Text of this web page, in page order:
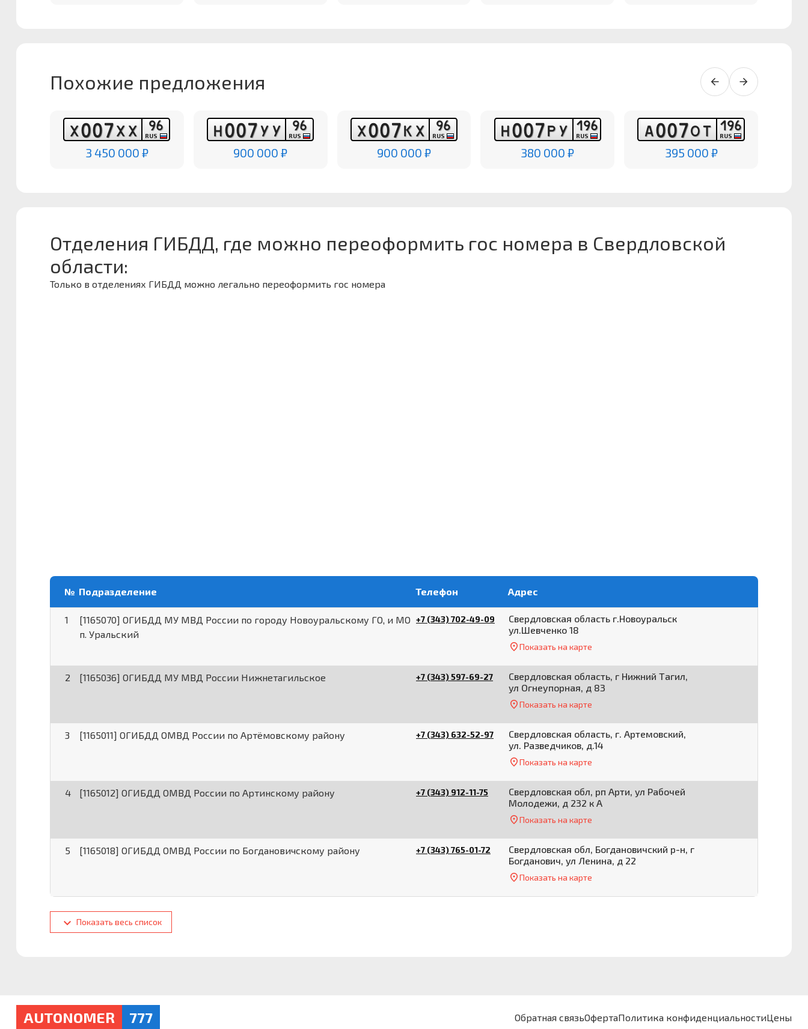
Похожие предложения
Х007Х Х 96
RUS
3 450 000 ₽
Н007У У 96
RUS
900 000 ₽
Х007К Х 96
RUS
900 000 ₽
Н007Р У 196
RUS
380 000 ₽
А007ОТ 196
RUS
395 000 ₽
Отделения ГИБДД, где можно переоформить гос номера в Свердловской
области:
Только в отделениях ГИБДД можно легально переоформить гос номера
№ Подразделение Телефон Адрес
1
[1165070] ОГИБДД МУ МВД России по городу Новоуральскому ГО, и МО
п. Уральский
+7 (343) 702-49-09
Свердловская область г.Новоуральск
ул.Шевченко 18
Показать на карте
2 [1165036] ОГИБДД МУ МВД России Нижнетагильское +7 (343) 597-69-27
Свердловская область, г Нижний Тагил,
ул Огнеупорная, д 83
Показать на карте
3 [1165011] ОГИБДД ОМВД России по Артёмовскому району +7 (343) 632-52-97
Свердловская область, г. Артемовский,
ул. Разведчиков, д.14
Показать на карте
4 [1165012] ОГИБДД ОМВД России по Артинскому району +7 (343) 912-11-75
Свердловская обл, рп Арти, ул Рабочей
Молодежи, д 232 к А
Показать на карте
5 [1165018] ОГИБДД ОМВД России по Богдановичскому району +7 (343) 765-01-72
Свердловская обл, Богдановичский р-н, г
Богданович, ул Ленина, д 22
Показать на карте
Показать весь список
AUTONOMER 777 Обратная связьОфертаПолитика конфиденциальностиЦены